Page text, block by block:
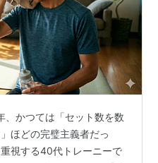
、かつては「セット数を数
ほどの完璧主義者だっ
視する40代トレーニーで